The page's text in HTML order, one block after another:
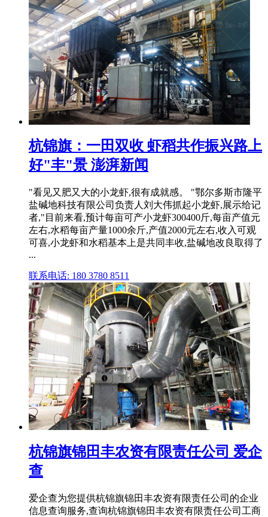
杭锦旗：一田双收 虾稻共作振兴路上
好"丰"景 澎湃新闻
"看见又肥又大的小龙虾,很有成就感。 "鄂尔多斯市隆平
盐碱地科技有限公司负责人刘大伟抓起小龙虾,展示给记
者,"目前来看,预计每亩可产小龙虾300400斤,每亩产值元
左右,水稻每亩产量1000余斤,产值2000元左右,收入可观
可喜,小龙虾和水稻基本上是共同丰收,盐碱地改良取得了
...
联系电话: 180 3780 8511
杭锦旗锦田丰农资有限责任公司 爱企
查
爱企查为您提供杭锦旗锦田丰农资有限责任公司的企业
信息查询服务,查询杭锦旗锦田丰农资有限责任公司工商